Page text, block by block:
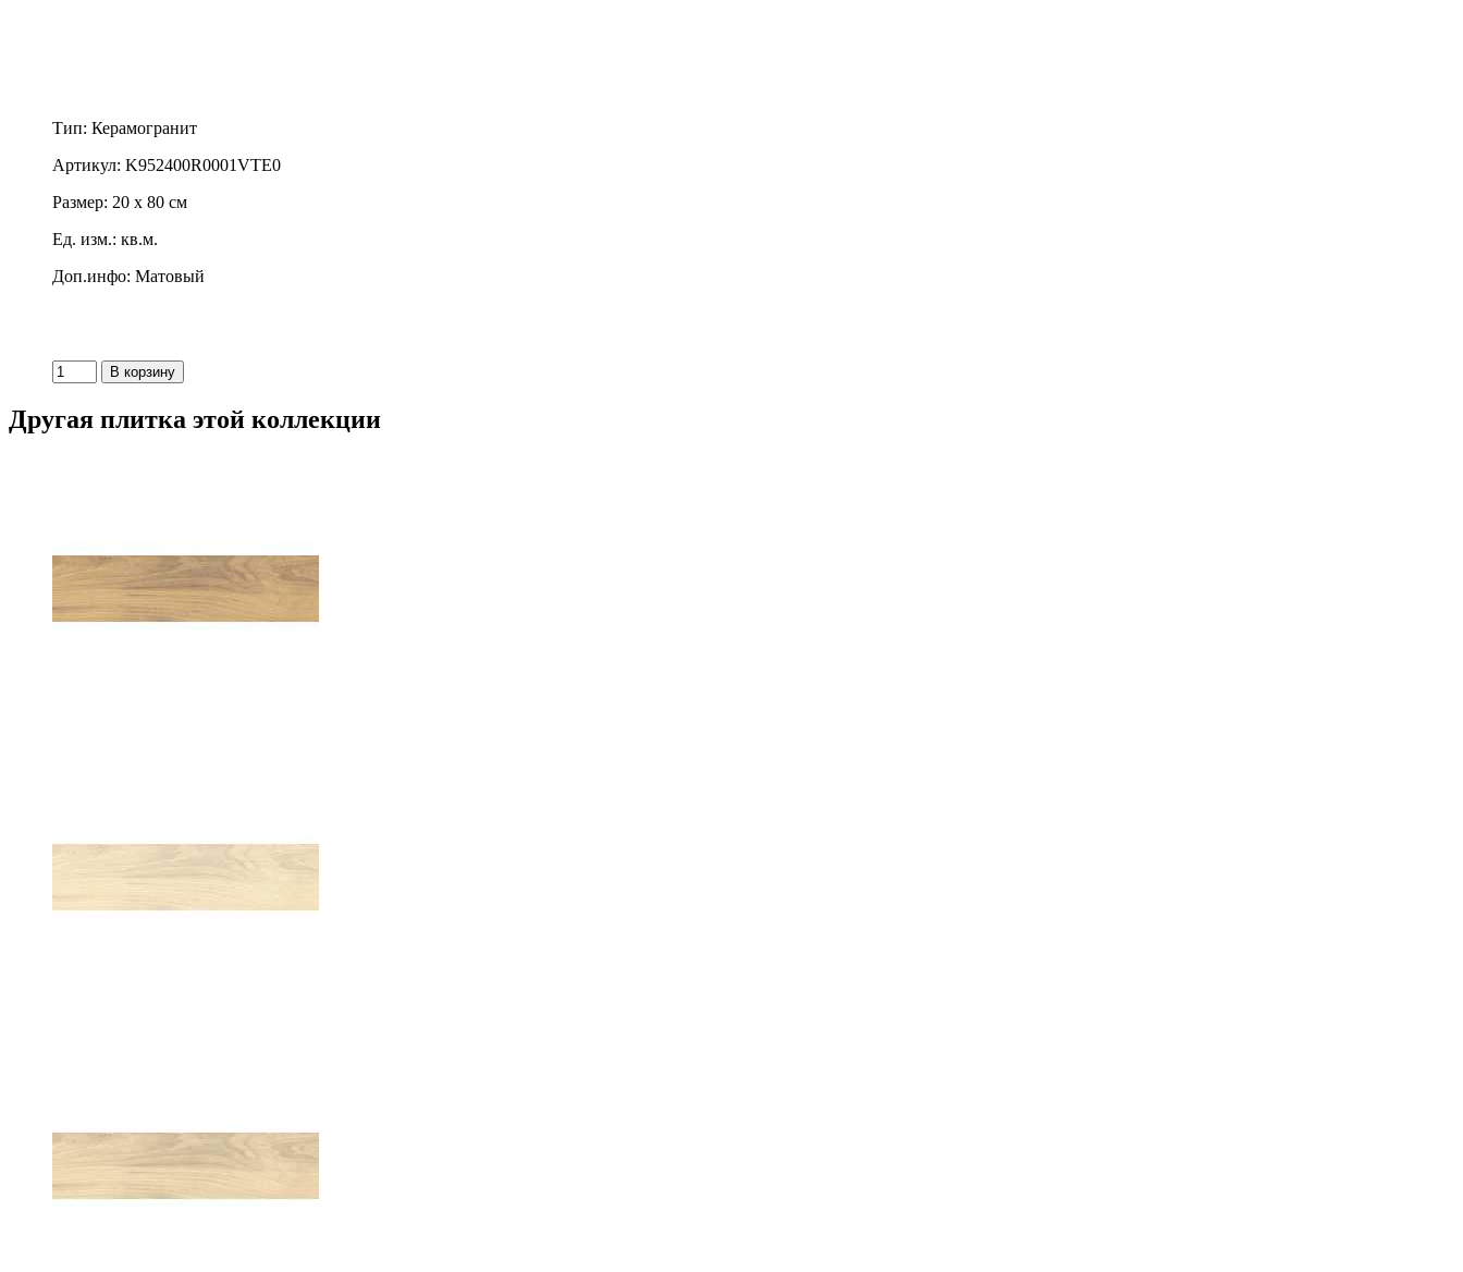
Тип: Керамогранит
Артикул: K952400R0001VTE0
Размер: 20 x 80 см
Ед. изм.: кв.м.
Доп.инфо: Матовый
Другая плитка этой коллекции